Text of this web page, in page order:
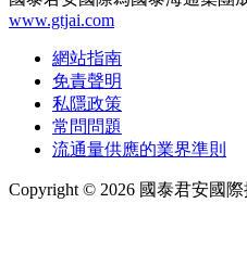
www.gtjai.com
網站指南
免責聲明
私隱政策
常問問題
流通量供應的業界準則
Copyright © 2026 國泰君安國